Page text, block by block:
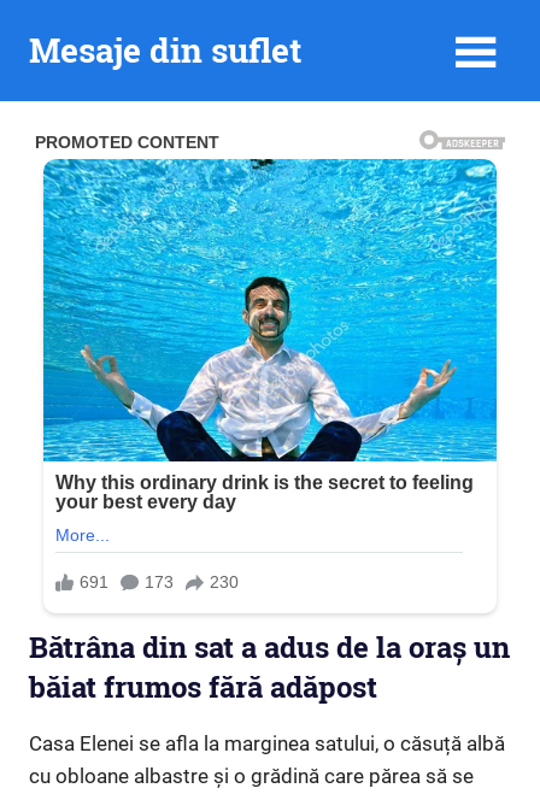
Mesaje din suflet
Bătrâna din sat a adus de la oraș un
băiat frumos fără adăpost
Casa Elenei se afla la marginea satului, o căsuță albă
cu obloane albastre și o grădină care părea să se